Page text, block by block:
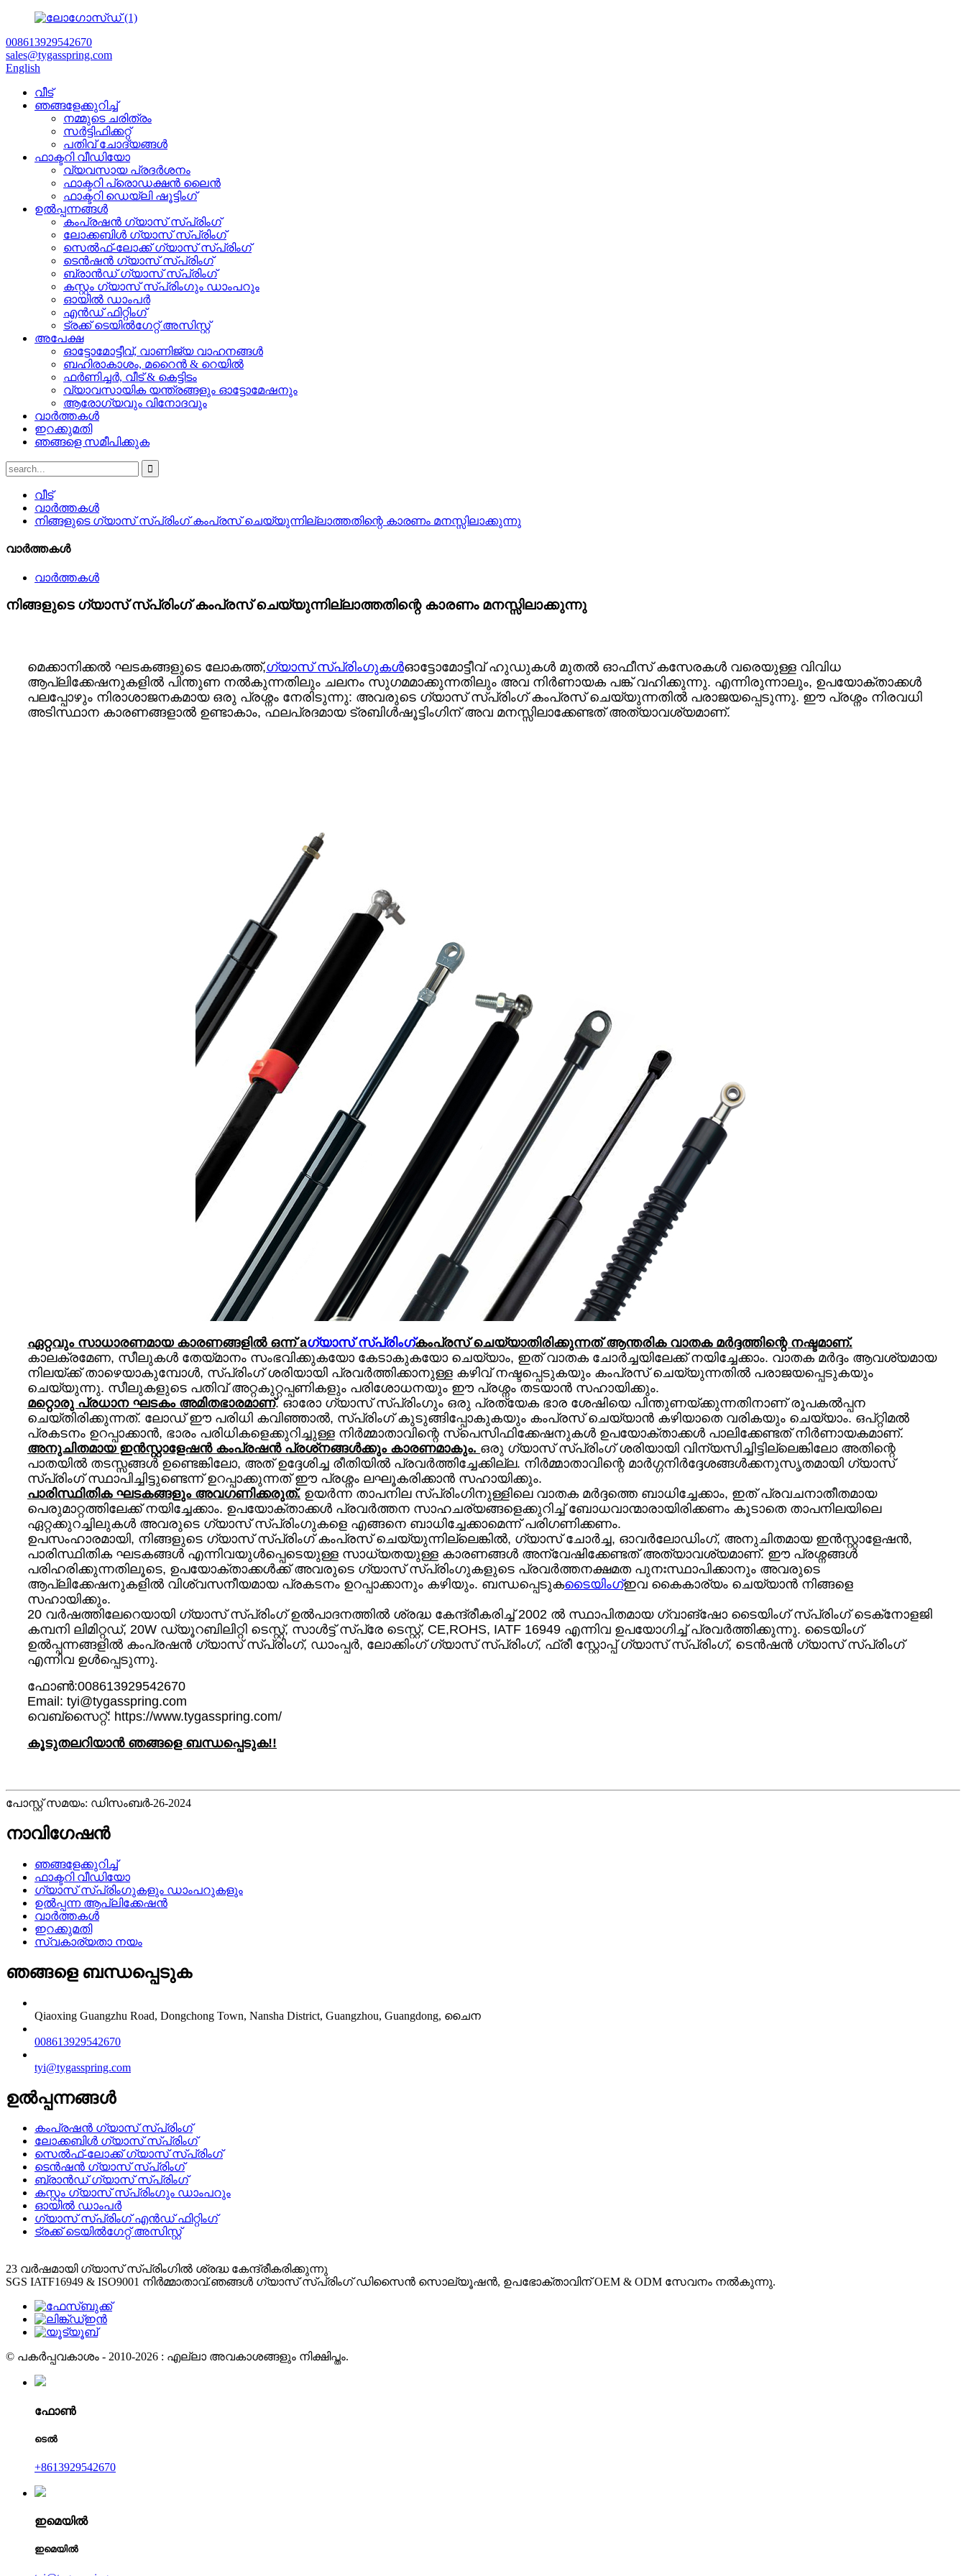
008613929542670
sales@tygasspring.com
English
വീട്
ഞങ്ങളേക്കുറിച്ച്
നമ്മുടെ ചരിത്രം
സർട്ടിഫിക്കറ്റ്
പതിവ് ചോദ്യങ്ങൾ
ഫാക്ടറി വീഡിയോ
വ്യവസായ പ്രദർശനം
ഫാക്ടറി പ്രൊഡക്ഷൻ ലൈൻ
ഫാക്ടറി ഡെയ്‌ലി ഷൂട്ടിംഗ്
ഉൽപ്പന്നങ്ങൾ
കംപ്രഷൻ ഗ്യാസ് സ്പ്രിംഗ്
ലോക്കബിൾ ഗ്യാസ് സ്പ്രിംഗ്
സെൽഫ്-ലോക്ക് ഗ്യാസ് സ്പ്രിംഗ്
ടെൻഷൻ ഗ്യാസ് സ്പ്രിംഗ്
ബ്രാൻഡ് ഗ്യാസ് സ്പ്രിംഗ്
കസ്റ്റം ഗ്യാസ് സ്പ്രിംഗും ഡാംപറും
ഓയിൽ ഡാംപർ
എൻഡ് ഫിറ്റിംഗ്
ട്രക്ക് ടെയിൽഗേറ്റ് അസിസ്റ്റ്
അപേക്ഷ
ഓട്ടോമോട്ടീവ്, വാണിജ്യ വാഹനങ്ങൾ
ബഹിരാകാശം, മറൈൻ & റെയിൽ
ഫർണിച്ചർ, വീട് & കെട്ടിടം
വ്യാവസായിക യന്ത്രങ്ങളും ഓട്ടോമേഷനും
ആരോഗ്യവും വിനോദവും
വാർത്തകൾ
ഇറക്കുമതി
ഞങ്ങളെ സമീപിക്കുക
വീട്
വാർത്തകൾ
നിങ്ങളുടെ ഗ്യാസ് സ്പ്രിംഗ് കംപ്രസ് ചെയ്യുന്നില്ലാത്തതിന്റെ കാരണം മനസ്സിലാക്കുന്നു
വാർത്തകൾ
വാർത്തകൾ
നിങ്ങളുടെ ഗ്യാസ് സ്പ്രിംഗ് കംപ്രസ് ചെയ്യുന്നില്ലാത്തതിന്റെ കാരണം മനസ്സിലാക്കുന്നു
മെക്കാനിക്കൽ ഘടകങ്ങളുടെ ലോകത്ത്,ഗ്യാസ് സ്പ്രിംഗുകൾഓട്ടോമോട്ടീവ് ഹുഡുകൾ മുതൽ ഓഫീസ് കസേരകൾ വരെയുള്ള വിവിധ
ആപ്ലിക്കേഷനുകളിൽ പിന്തുണ നൽകുന്നതിലും ചലനം സുഗമമാക്കുന്നതിലും അവ നിർണായക പങ്ക് വഹിക്കുന്നു. എന്നിരുന്നാലും, ഉപയോക്താക്കൾ
പലപ്പോഴും നിരാശാജനകമായ ഒരു പ്രശ്നം നേരിടുന്നു: അവരുടെ ഗ്യാസ് സ്പ്രിംഗ് കംപ്രസ് ചെയ്യുന്നതിൽ പരാജയപ്പെടുന്നു. ഈ പ്രശ്നം നിരവധി
അടിസ്ഥാന കാരണങ്ങളാൽ ഉണ്ടാകാം, ഫലപ്രദമായ ട്രബിൾഷൂട്ടിംഗിന് അവ മനസ്സിലാക്കേണ്ടത് അത്യാവശ്യമാണ്.
ഏറ്റവും സാധാരണമായ കാരണങ്ങളിൽ ഒന്ന് aഗ്യാസ് സ്പ്രിംഗ്കംപ്രസ് ചെയ്യാതിരിക്കുന്നത് ആന്തരിക വാതക മർദ്ദത്തിന്റെ നഷ്ടമാണ്.
കാലക്രമേണ, സീലുകൾ തേയ്മാനം സംഭവിക്കുകയോ കേടാകുകയോ ചെയ്യാം, ഇത് വാതക ചോർച്ചയിലേക്ക് നയിച്ചേക്കാം. വാതക മർദ്ദം ആവശ്യമായ
നിലയ്ക്ക് താഴെയാകുമ്പോൾ, സ്പ്രിംഗ് ശരിയായി പ്രവർത്തിക്കാനുള്ള കഴിവ് നഷ്ടപ്പെടുകയും കംപ്രസ് ചെയ്യുന്നതിൽ പരാജയപ്പെടുകയും
ചെയ്യുന്നു. സീലുകളുടെ പതിവ് അറ്റകുറ്റപ്പണികളും പരിശോധനയും ഈ പ്രശ്നം തടയാൻ സഹായിക്കും.
മറ്റൊരു പ്രധാന ഘടകം അമിതഭാരമാണ്. ഓരോ ഗ്യാസ് സ്പ്രിംഗും ഒരു പ്രത്യേക ഭാര ശേഷിയെ പിന്തുണയ്ക്കുന്നതിനാണ് രൂപകൽപ്പന
ചെയ്തിരിക്കുന്നത്. ലോഡ് ഈ പരിധി കവിഞ്ഞാൽ, സ്പ്രിംഗ് കുടുങ്ങിപ്പോകുകയും കംപ്രസ് ചെയ്യാൻ കഴിയാതെ വരികയും ചെയ്യാം. ഒപ്റ്റിമൽ
പ്രകടനം ഉറപ്പാക്കാൻ, ഭാരം പരിധികളെക്കുറിച്ചുള്ള നിർമ്മാതാവിന്റെ സ്പെസിഫിക്കേഷനുകൾ ഉപയോക്താക്കൾ പാലിക്കേണ്ടത് നിർണായകമാണ്.
അനുചിതമായ ഇൻസ്റ്റാളേഷൻ കംപ്രഷൻ പ്രശ്‌നങ്ങൾക്കും കാരണമാകും. ഒരു ഗ്യാസ് സ്പ്രിംഗ് ശരിയായി വിന്യസിച്ചിട്ടില്ലെങ്കിലോ അതിന്റെ
പാതയിൽ തടസ്സങ്ങൾ ഉണ്ടെങ്കിലോ, അത് ഉദ്ദേശിച്ച രീതിയിൽ പ്രവർത്തിച്ചേക്കില്ല. നിർമ്മാതാവിന്റെ മാർഗ്ഗനിർദ്ദേശങ്ങൾക്കനുസൃതമായി ഗ്യാസ്
സ്പ്രിംഗ് സ്ഥാപിച്ചിട്ടുണ്ടെന്ന് ഉറപ്പാക്കുന്നത് ഈ പ്രശ്നം ലഘൂകരിക്കാൻ സഹായിക്കും.
പാരിസ്ഥിതിക ഘടകങ്ങളും അവഗണിക്കരുത്. ഉയർന്ന താപനില സ്പ്രിംഗിനുള്ളിലെ വാതക മർദ്ദത്തെ ബാധിച്ചേക്കാം, ഇത് പ്രവചനാതീതമായ
പെരുമാറ്റത്തിലേക്ക് നയിച്ചേക്കാം. ഉപയോക്താക്കൾ പ്രവർത്തന സാഹചര്യങ്ങളെക്കുറിച്ച് ബോധവാന്മാരായിരിക്കണം കൂടാതെ താപനിലയിലെ
ഏറ്റക്കുറച്ചിലുകൾ അവരുടെ ഗ്യാസ് സ്പ്രിംഗുകളെ എങ്ങനെ ബാധിച്ചേക്കാമെന്ന് പരിഗണിക്കണം.
ഉപസംഹാരമായി, നിങ്ങളുടെ ഗ്യാസ് സ്പ്രിംഗ് കംപ്രസ് ചെയ്യുന്നില്ലെങ്കിൽ, ഗ്യാസ് ചോർച്ച, ഓവർലോഡിംഗ്, അനുചിതമായ ഇൻസ്റ്റാളേഷൻ,
പാരിസ്ഥിതിക ഘടകങ്ങൾ എന്നിവയുൾപ്പെടെയുള്ള സാധ്യതയുള്ള കാരണങ്ങൾ അന്വേഷിക്കേണ്ടത് അത്യാവശ്യമാണ്. ഈ പ്രശ്നങ്ങൾ
പരിഹരിക്കുന്നതിലൂടെ, ഉപയോക്താക്കൾക്ക് അവരുടെ ഗ്യാസ് സ്പ്രിംഗുകളുടെ പ്രവർത്തനക്ഷമത പുനഃസ്ഥാപിക്കാനും അവരുടെ
ആപ്ലിക്കേഷനുകളിൽ വിശ്വസനീയമായ പ്രകടനം ഉറപ്പാക്കാനും കഴിയും. ബന്ധപ്പെടുകടൈയിംഗ്ഇവ കൈകാര്യം ചെയ്യാൻ നിങ്ങളെ
സഹായിക്കും.
20 വർഷത്തിലേറെയായി ഗ്യാസ് സ്പ്രിംഗ് ഉൽ‌പാദനത്തിൽ ശ്രദ്ധ കേന്ദ്രീകരിച്ച് 2002 ൽ സ്ഥാപിതമായ ഗ്വാങ്‌ഷോ ടൈയിംഗ് സ്പ്രിംഗ് ടെക്‌നോളജി
കമ്പനി ലിമിറ്റഡ്, 20W ഡ്യൂറബിലിറ്റി ടെസ്റ്റ്, സാൾട്ട് സ്പ്രേ ടെസ്റ്റ്, CE,ROHS, IATF 16949 എന്നിവ ഉപയോഗിച്ച് പ്രവർത്തിക്കുന്നു. ടൈയിംഗ്
ഉൽപ്പന്നങ്ങളിൽ കംപ്രഷൻ ഗ്യാസ് സ്പ്രിംഗ്, ഡാംപ്പർ, ലോക്കിംഗ് ഗ്യാസ് സ്പ്രിംഗ്, ഫ്രീ സ്റ്റോപ്പ് ഗ്യാസ് സ്പ്രിംഗ്, ടെൻഷൻ ഗ്യാസ് സ്പ്രിംഗ്
എന്നിവ ഉൾപ്പെടുന്നു.
ഫോൺ:008613929542670
Email: tyi@tygasspring.com
വെബ്സൈറ്റ്: https://www.tygasspring.com/
കൂടുതലറിയാൻ ഞങ്ങളെ ബന്ധപ്പെടുക!!
പോസ്റ്റ് സമയം: ഡിസംബർ-26-2024
നാവിഗേഷൻ
ഞങ്ങളേക്കുറിച്ച്
ഫാക്ടറി വീഡിയോ
ഗ്യാസ് സ്പ്രിംഗുകളും ഡാംപറുകളും
ഉൽപ്പന്ന ആപ്ലിക്കേഷൻ
വാർത്തകൾ
ഇറക്കുമതി
സ്വകാര്യതാ നയം
ഞങ്ങളെ ബന്ധപ്പെടുക
Qiaoxing Guangzhu Road, Dongchong Town, Nansha District, Guangzhou, Guangdong, ചൈന
008613929542670
tyi@tygasspring.com
ഉൽപ്പന്നങ്ങൾ
കംപ്രഷൻ ഗ്യാസ് സ്പ്രിംഗ്
ലോക്കബിൾ ഗ്യാസ് സ്പ്രിംഗ്
സെൽഫ്-ലോക്ക് ഗ്യാസ് സ്പ്രിംഗ്
ടെൻഷൻ ഗ്യാസ് സ്പ്രിംഗ്
ബ്രാൻഡ് ഗ്യാസ് സ്പ്രിംഗ്
കസ്റ്റം ഗ്യാസ് സ്പ്രിംഗും ഡാംപറും
ഓയിൽ ഡാംപർ
ഗ്യാസ് സ്പ്രിംഗ് എൻഡ് ഫിറ്റിംഗ്
ട്രക്ക് ടെയിൽഗേറ്റ് അസിസ്റ്റ്
23 വർഷമായി ഗ്യാസ് സ്പ്രിംഗിൽ ശ്രദ്ധ കേന്ദ്രീകരിക്കുന്നു
SGS IATF16949 & ISO9001 നിർമ്മാതാവ്.ഞങ്ങൾ ഗ്യാസ് സ്പ്രിംഗ് ഡിസൈൻ സൊല്യൂഷൻ, ഉപഭോക്താവിന് OEM & ODM സേവനം നൽകുന്നു.
© പകർപ്പവകാശം - 2010-2026 : എല്ലാ അവകാശങ്ങളും നിക്ഷിപ്തം.
ഫോൺ
ടെൽ
+8613929542670
ഇമെയിൽ
ഇമെയിൽ